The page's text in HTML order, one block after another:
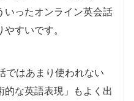
いったオンライン英会話
すいです。
ではあまり使われない
的な英語表現」もよく出